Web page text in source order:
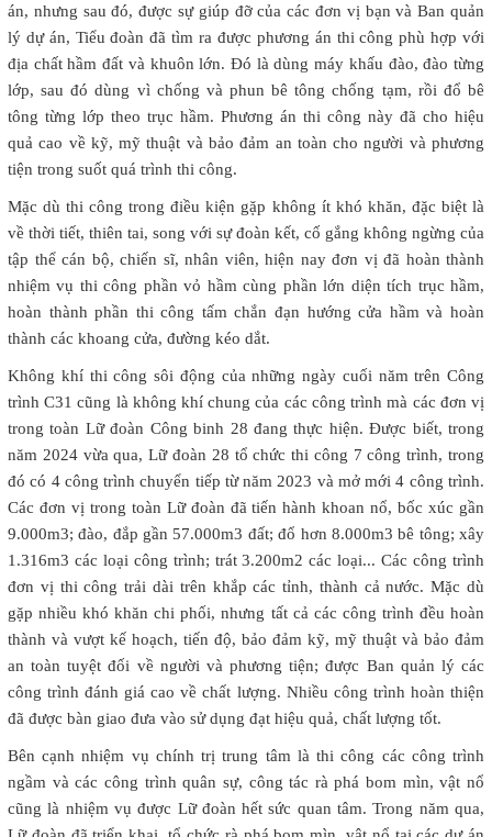
án, nhưng sau đó, được sự giúp đỡ của các đơn vị bạn và Ban quản
lý dự án, Tiểu đoàn đã tìm ra được phương án thi công phù hợp với
địa chất hầm đất và khuôn lớn. Đó là dùng máy khấu đào, đào từng
lớp, sau đó dùng vì chống và phun bê tông chống tạm, rồi đổ bê
tông từng lớp theo trục hầm. Phương án thi công này đã cho hiệu
quả cao về kỹ, mỹ thuật và bảo đảm an toàn cho người và phương
tiện trong suốt quá trình thi công.
Mặc dù thi công trong điều kiện gặp không ít khó khăn, đặc biệt là
về thời tiết, thiên tai, song với sự đoàn kết, cố gắng không ngừng của
tập thể cán bộ, chiến sĩ, nhân viên, hiện nay đơn vị đã hoàn thành
nhiệm vụ thi công phần vỏ hầm cùng phần lớn diện tích trục hầm,
hoàn thành phần thi công tấm chắn đạn hướng cửa hầm và hoàn
thành các khoang cửa, đường kéo dắt.
Không khí thi công sôi động của những ngày cuối năm trên Công
trình C31 cũng là không khí chung của các công trình mà các đơn vị
trong toàn Lữ đoàn Công binh 28 đang thực hiện. Được biết, trong
năm 2024 vừa qua, Lữ đoàn 28 tổ chức thi công 7 công trình, trong
đó có 4 công trình chuyển tiếp từ năm 2023 và mở mới 4 công trình.
Các đơn vị trong toàn Lữ đoàn đã tiến hành khoan nổ, bốc xúc gần
9.000m3; đào, đắp gần 57.000m3 đất; đổ hơn 8.000m3 bê tông; xây
1.316m3 các loại công trình; trát 3.200m2 các loại... Các công trình
đơn vị thi công trải dài trên khắp các tỉnh, thành cả nước. Mặc dù
gặp nhiều khó khăn chi phối, nhưng tất cả các công trình đều hoàn
thành và vượt kế hoạch, tiến độ, bảo đảm kỹ, mỹ thuật và bảo đảm
an toàn tuyệt đối về người và phương tiện; được Ban quản lý các
công trình đánh giá cao về chất lượng. Nhiều công trình hoàn thiện
đã được bàn giao đưa vào sử dụng đạt hiệu quả, chất lượng tốt.
Bên cạnh nhiệm vụ chính trị trung tâm là thi công các công trình
ngầm và các công trình quân sự, công tác rà phá bom mìn, vật nổ
cũng là nhiệm vụ được Lữ đoàn hết sức quan tâm. Trong năm qua,